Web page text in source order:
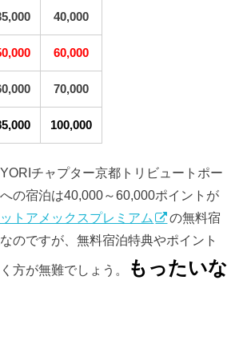
40,000
60,000
70,000
100,000
チャプター京都トリビュートポー
の宿泊は40,000～60,000ポイントが
トアメックスプレミアム
の無料宿
のですが、無料宿泊特典やポイント
方が無難でしょう。
もったいな